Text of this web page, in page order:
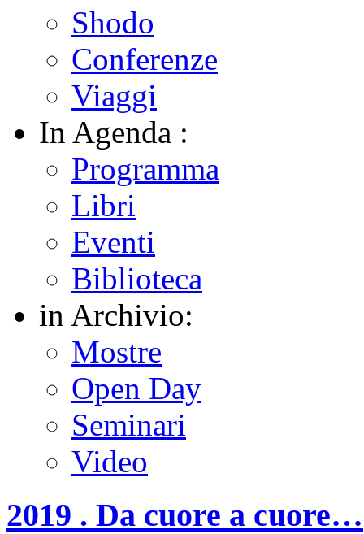
Shodo
Conferenze
Viaggi
In Agenda :
Programma
Libri
Eventi
Biblioteca
in Archivio:
Mostre
Open Day
Seminari
Video
2019 . Da cuore a cuore…